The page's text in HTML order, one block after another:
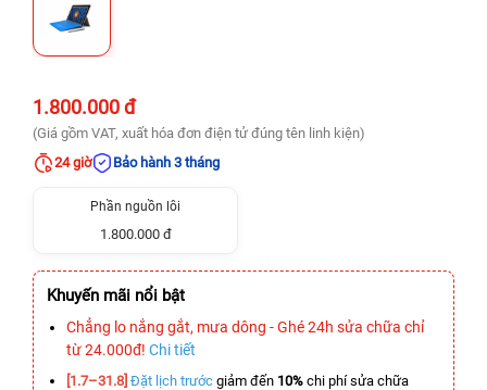
1.800.000 đ
(Giá gồm VAT, xuất hóa đơn điện tử đúng tên linh kiện)
24 giờ
Bảo hành 3 tháng
Phần nguồn lỗi
1.800.000 đ
Khuyến mãi nổi bật
Chẳng lo nắng gắt, mưa dông - Ghé 24h sửa chữa chỉ
từ 24.000đ! Chi tiết
[1.7–31.8] Đặt lịch trước giảm đến 10% chi phí sửa chữa